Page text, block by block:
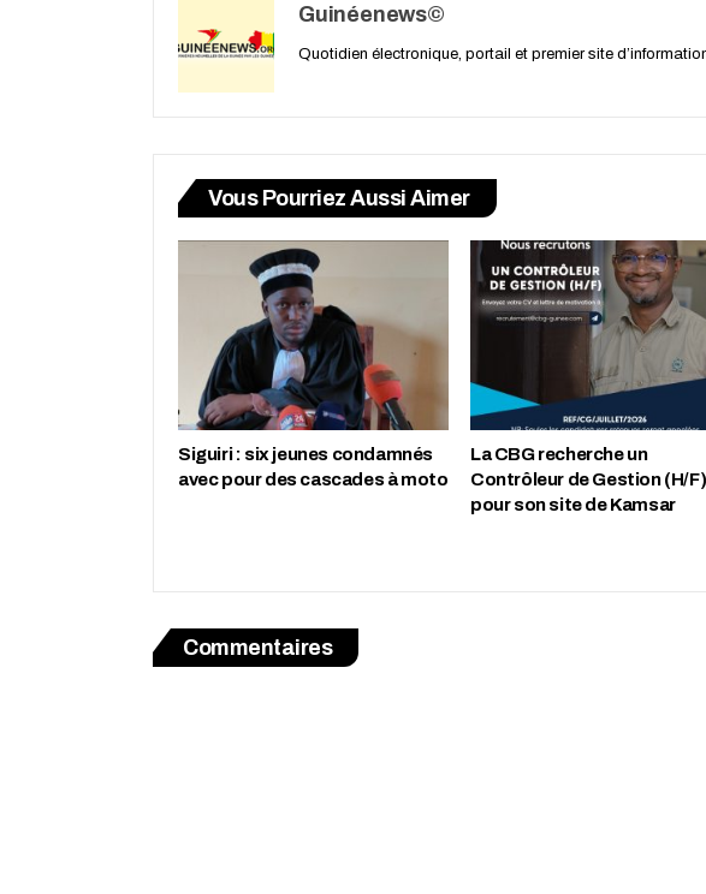
Guinéenews©
Quotidien électronique, portail et premier site
Vous Pourriez Aussi Aimer
‎Siguiri : six jeunes condamnés
avec pour des cascades à moto
La CBG recherche un
Contrôleur de Gestion (H/F)
pour son site de Kamsar
Commentaires